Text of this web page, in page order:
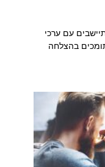
עם ערכי
בהצלחה